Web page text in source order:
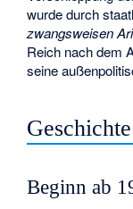
wurde durch
zwangsweisen
Reich nach dem
seine
Geschichte
Beginn ab